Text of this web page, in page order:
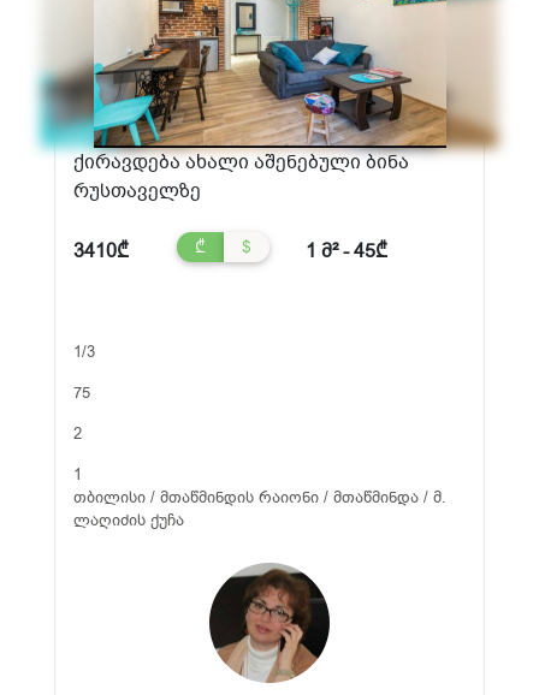
ქირავდება ახალი აშენებული ბინა
რუსთაველზე
3410₾ ₾ $ 1 მ² - 45₾
1/3
75
2
1
თბილისი / მთაწმინდის რაიონი / მთაწმინდა / მ.
ლაღიძის ქუჩა